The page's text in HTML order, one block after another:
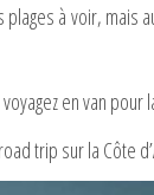
à voir, mais
en van pour
trip sur la Côte